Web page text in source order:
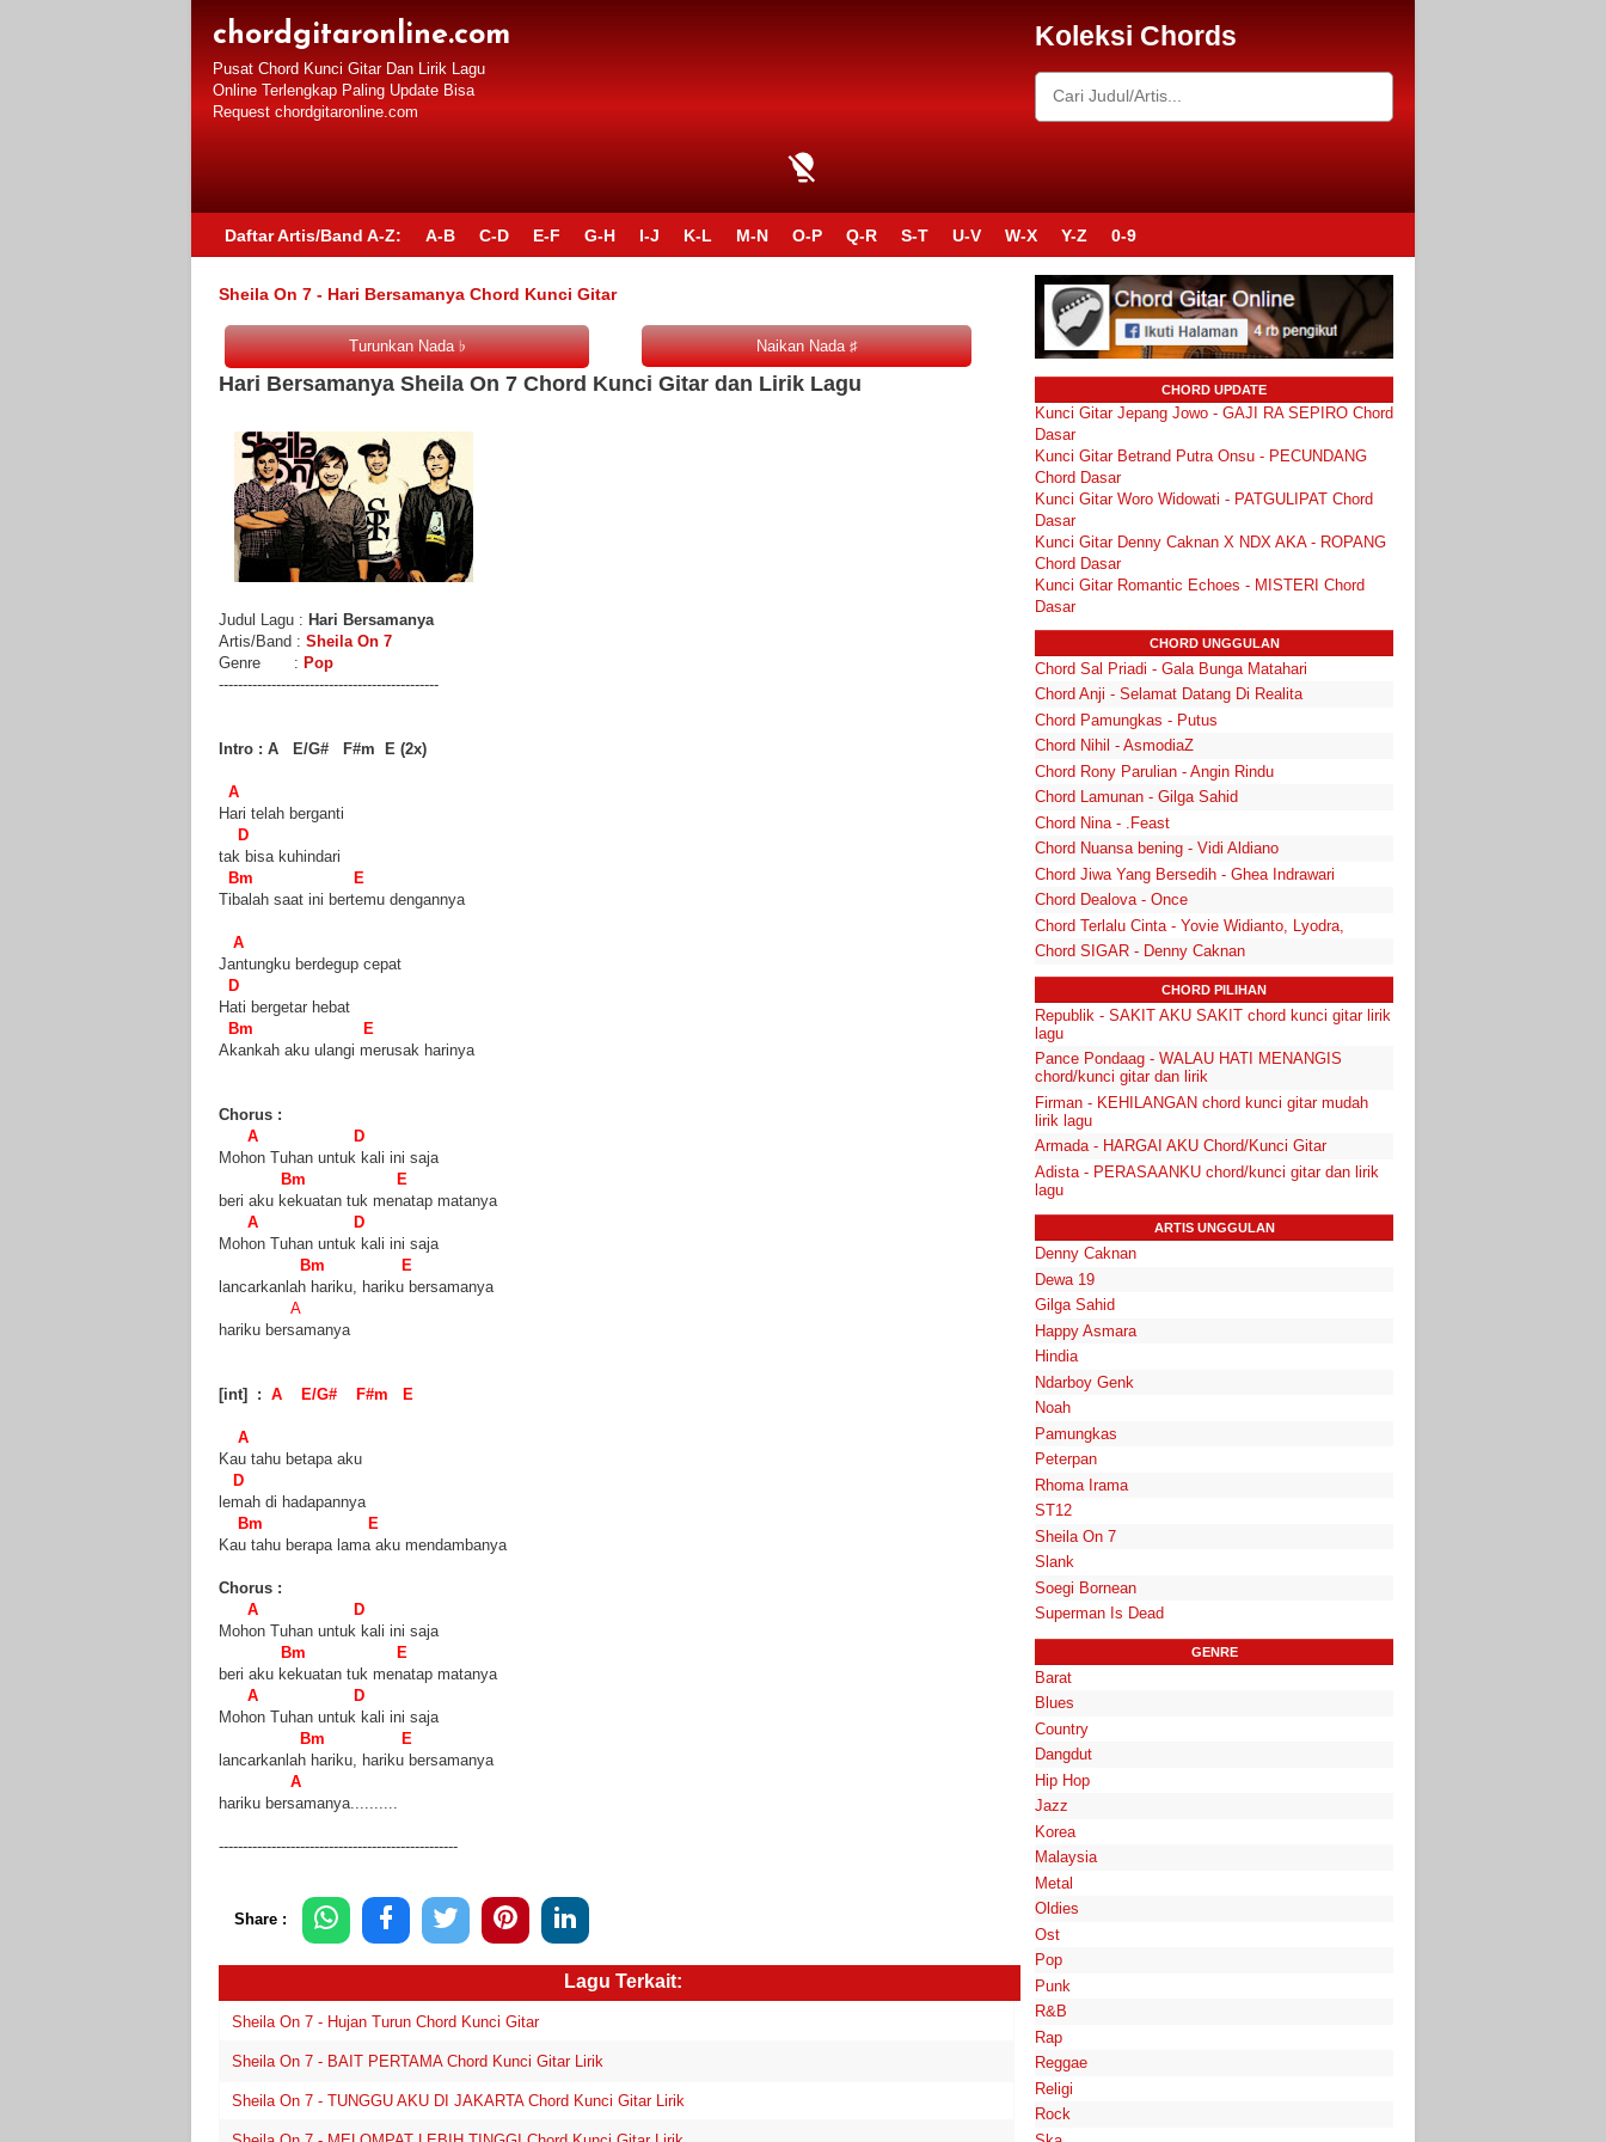
chordgitaronline.com
Pusat Chord Kunci Gitar Dan Lirik Lagu
Online Terlengkap Paling Update Bisa
Request chordgitaronline.com
Koleksi Chords
Daftar Artis/Band A-Z: A-B C-D E-F G-H I-J K-L M-N O-P Q-R S-T U-V W-X Y-Z 0-9
Sheila On 7 - Hari Bersamanya Chord Kunci Gitar
Hari Bersamanya Sheila On 7 Chord Kunci Gitar dan Lirik Lagu
Judul Lagu : Hari Bersamanya
Artis/Band : Sheila On 7
Genre : Pop
----------------------------------------------
Intro : A E/G# F#m E (2x)
A
Hari telah berganti
D
tak bisa kuhindari
Bm E
Tibalah saat ini bertemu dengannya
A
Jantungku berdegup cepat
D
Hati bergetar hebat
Bm E
Akankah aku ulangi merusak harinya
Chorus :
A D
Mohon Tuhan untuk kali ini saja
Bm E
beri aku kekuatan tuk menatap matanya
A D
Mohon Tuhan untuk kali ini saja
Bm E
lancarkanlah hariku, hariku bersamanya
A
hariku bersamanya
[int] : A E/G# F#m E
A
Kau tahu betapa aku
D
lemah di hadapannya
Bm E
Kau tahu berapa lama aku mendambanya
Chorus :
A D
Mohon Tuhan untuk kali ini saja
Bm E
beri aku kekuatan tuk menatap matanya
A D
Mohon Tuhan untuk kali ini saja
Bm E
lancarkanlah hariku, hariku bersamanya
A
hariku bersamanya..........
--------------------------------------------------
Share :
Lagu Terkait:
Sheila On 7 - Hujan Turun Chord Kunci Gitar
Sheila On 7 - BAIT PERTAMA Chord Kunci Gitar Lirik
Sheila On 7 - TUNGGU AKU DI JAKARTA Chord Kunci Gitar Lirik
CHORD UPDATE
Kunci Gitar Jepang Jowo - GAJI RA SEPIRO Chord
Dasar
Kunci Gitar Betrand Putra Onsu - PECUNDANG
Chord Dasar
Kunci Gitar Woro Widowati - PATGULIPAT Chord
Dasar
Kunci Gitar Denny Caknan X NDX AKA - ROPANG
Chord Dasar
Kunci Gitar Romantic Echoes - MISTERI Chord
Dasar
CHORD UNGGULAN
Chord Sal Priadi - Gala Bunga Matahari
Chord Anji - Selamat Datang Di Realita
Chord Pamungkas - Putus
Chord Nihil - AsmodiaZ
Chord Rony Parulian - Angin Rindu
Chord Lamunan - Gilga Sahid
Chord Nina - .Feast
Chord Nuansa bening - Vidi Aldiano
Chord Jiwa Yang Bersedih - Ghea Indrawari
Chord Dealova - Once
Chord Terlalu Cinta - Yovie Widianto, Lyodra,
Chord SIGAR - Denny Caknan
CHORD PILIHAN
Republik - SAKIT AKU SAKIT chord kunci gitar lirik
lagu
Pance Pondaag - WALAU HATI MENANGIS
chord/kunci gitar dan lirik
Firman - KEHILANGAN chord kunci gitar mudah
lirik lagu
Armada - HARGAI AKU Chord/Kunci Gitar
Adista - PERASAANKU chord/kunci gitar dan lirik
lagu
ARTIS UNGGULAN
Denny Caknan
Dewa 19
Gilga Sahid
Happy Asmara
Hindia
Ndarboy Genk
Noah
Pamungkas
Peterpan
Rhoma Irama
ST12
Sheila On 7
Slank
Soegi Bornean
Superman Is Dead
GENRE
Barat
Blues
Country
Dangdut
Hip Hop
Jazz
Korea
Malaysia
Metal
Oldies
Ost
Pop
Punk
R&B
Rap
Reggae
Religi
Rock